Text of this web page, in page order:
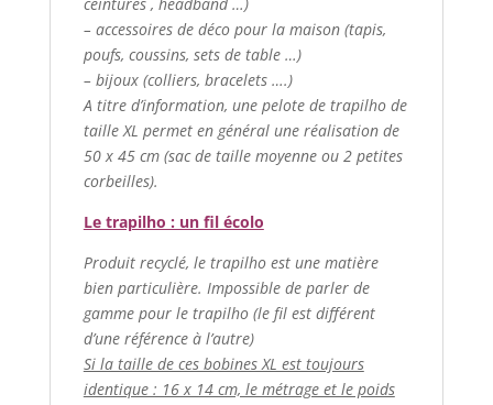
– accessoires de déco pour la maison (tapis,
poufs, coussins, sets de table …)
– bijoux (colliers, bracelets ….)
A titre d’information, une pelote de trapilho de
taille XL permet en général une réalisation de
50 x 45 cm (sac de taille moyenne ou 2 petites
corbeilles).
Le trapilho : un fil écolo
Produit recyclé, le trapilho est une matière
bien particulière. Impossible de parler de
gamme pour le trapilho (le fil est différent
d’une référence à l’autre)
Si la taille de ces bobines XL est toujours
identique : 16 x 14 cm, le métrage et le poids